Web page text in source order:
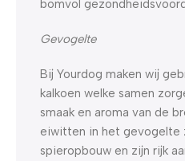
bomvol
Gevogelte
Bij Yourdog maken wij
kalkoen welke samen
smaak en aroma van de
eiwitten in het gevogelte
spieropbouw en zijn rijk